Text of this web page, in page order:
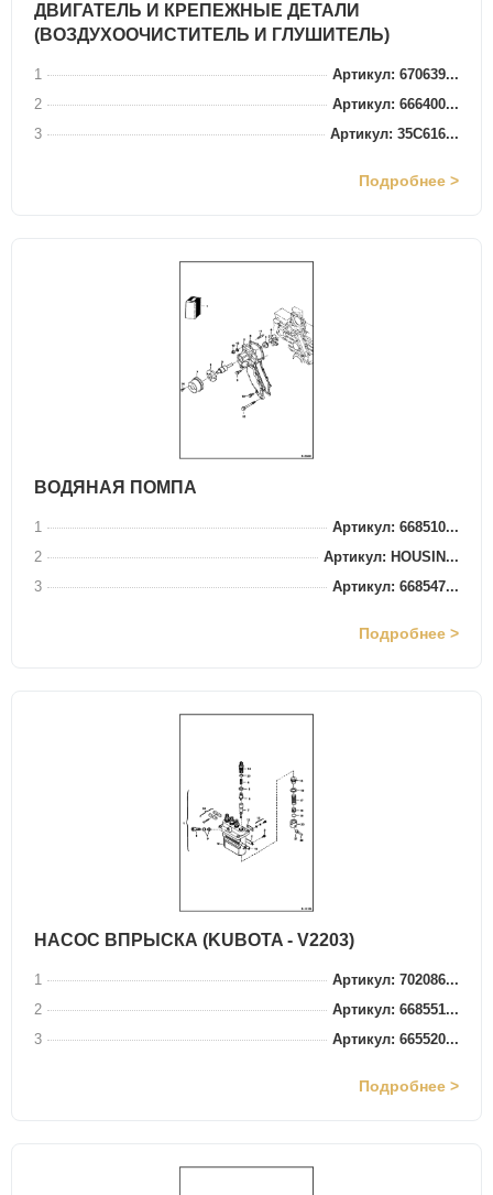
ДВИГАТЕЛЬ И КРЕПЕЖНЫЕ ДЕТАЛИ
(ВОЗДУХООЧИСТИТЕЛЬ И ГЛУШИТЕЛЬ)
1
Артикул: 670639...
2
Артикул: 666400...
3
Артикул: 35C616...
Подробнее >
ВОДЯНАЯ ПОМПА
1
Артикул: 668510...
2
Артикул: HOUSIN...
3
Артикул: 668547...
Подробнее >
НАСОС ВПРЫСКА (KUBOTA - V2203)
1
Артикул: 702086...
2
Артикул: 668551...
3
Артикул: 665520...
Подробнее >